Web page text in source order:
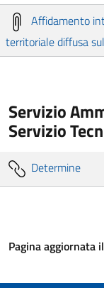
Affidamento
territoriale diffusa
Servizio
Servizio
Determine
Pagina aggiornata